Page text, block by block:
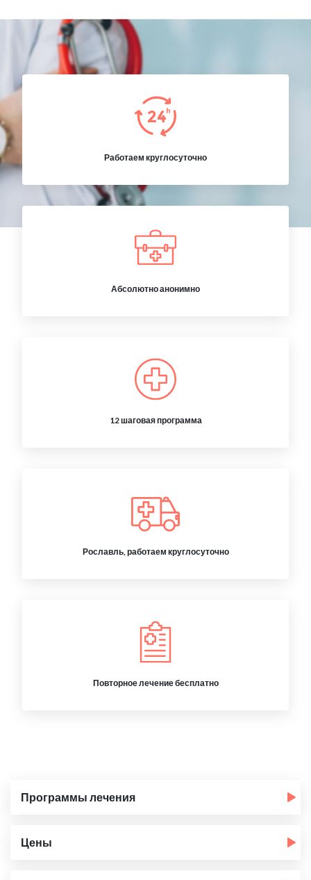
Работаем круглосуточно
Абсолютно анонимно
12 шаговая программа
Рославль, работаем круглосуточно
Повторное лечение бесплатно
Программы лечения
Цены